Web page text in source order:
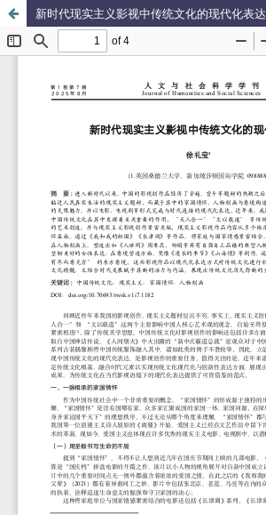
新时代现实主义影视中传统文化的现代化表达